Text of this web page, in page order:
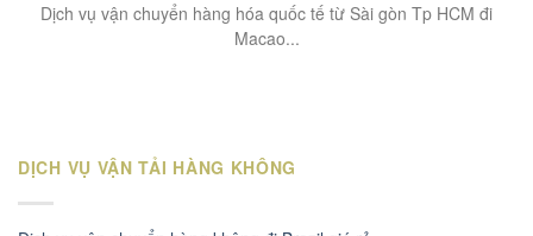
Dịch vụ vận chuyển hàng hóa quốc tế từ Sài gòn Tp HCM đi
Macao...
DỊCH VỤ VẬN TẢI HÀNG KHÔNG